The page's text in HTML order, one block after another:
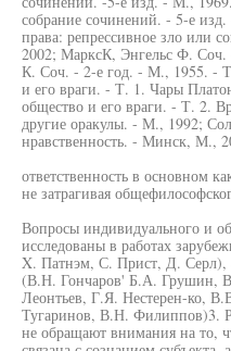
собрание сочинений. - 5-е
права: репрессивное зло или
2002; МарксК, Энгельс Ф.
К. Соч. - 2-е год. - М., 1955. -
и его враги. - Т. 1. Чары
общество и его враги. - Т. 2.
другие оракулы. - М., 1992;
нравственность. - Минск, М.,
ответственность в основном
не затрагивая
Вопросы индивидуального и
исследованы в работах
X. Патнэм, С. Прист, Д. Серл),
(В.Н. Гончаров' Б.А. Грушин,
Леонтьев, Г.Я. Нестерен-ко,
Тугаринов, В.Н. Филиппов)3.
не обращают внимания на то,